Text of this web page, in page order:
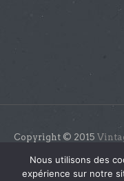
Copyright © 2015
Nous utilisons des
expérience sur notre